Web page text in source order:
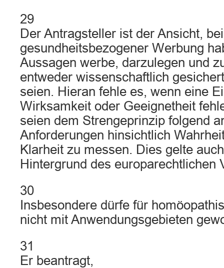
29
Der Antragsteller ist der Ansicht, bei
gesundheitsbezogener Werbung
Aussagen werbe, darzulegen und
entweder wissenschaftlich
seien. Hieran fehle es, wenn eine
Wirksamkeit oder Geeignetheit
seien dem Strengeprinzip folgend
Anforderungen hinsichtlich
Klarheit zu messen. Dies gelte
Hintergrund des europarechtlichen
30
Insbesondere dürfe für
nicht mit Anwendungsgebieten
31
Er beantragt,